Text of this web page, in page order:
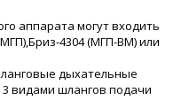
аппарата могут входить
4304 (МГП-ВМ) или
дыхательные
видами шлангов подачи